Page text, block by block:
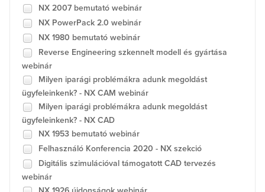
NX 2007 bemutató webinár
NX PowerPack 2.0 webinár
NX 1980 bemutató webinár
Reverse Engineering szkennelt modell és gyártása
webinár
Milyen iparági problémákra adunk megoldást
ügyfeleinkenk? - NX CAM webinár
Milyen iparági problémákra adunk megoldást
ügyfeleinkenk? - NX CAD
NX 1953 bemutató webinár
Felhasználó Konferencia 2020 - NX szekció
Digitális szimulációval támogatott CAD tervezés
webinár